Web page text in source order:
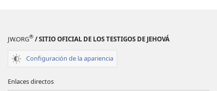
JW.ORG® / SITIO OFICIAL DE LOS TESTIGOS DE JEHOVÁ
Configuración de la apariencia
Enlaces directos